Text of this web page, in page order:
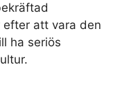
efter att vara den
ha seriös